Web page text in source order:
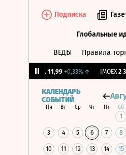
Подписка
Глобальные
ВЕДЫ Правила
11,99 +0,33%↑ IMOEX 2
КАЛЕНДАРЬ
СОБЫТИЙ
Пн Вт Ср Чт Пт Сб
1
3 4 5 6 7 8
10 11 12 13 14 15